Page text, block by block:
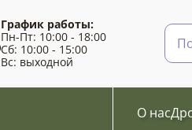
График работы:
Пн-Пт: 10:00 - 18:00
Сб: 10:00 - 15:00
Вс: выходной
О нас